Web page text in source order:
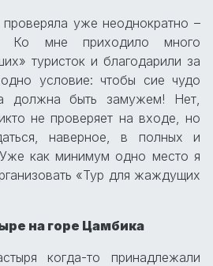
уже неоднократно –
Ко мне приходило много
туристок и благодарили за
условие: чтобы сие чудо
должна быть замужем! Нет,
не проверяет на входе, но
наверное, в полных и
Уже как минимум одно место я
«Тур для жаждущих
на горе Цамбика
когда-то принадлежали